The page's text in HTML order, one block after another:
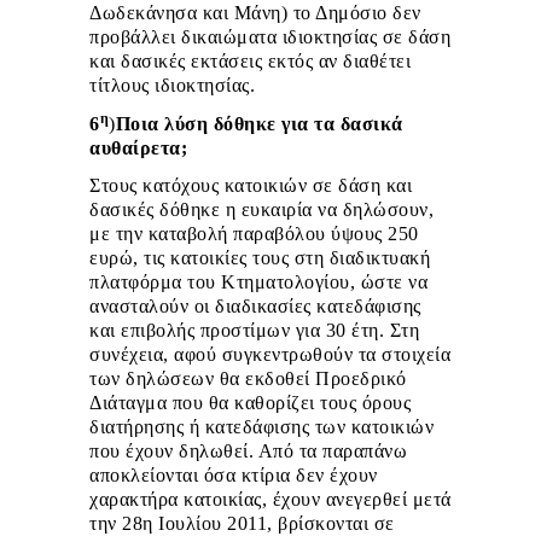
Δωδεκάνησα και Μάνη) το Δημόσιο δεν
προβάλλει δικαιώματα ιδιοκτησίας σε δάση
και δασικές εκτάσεις εκτός αν διαθέτει
τίτλους ιδιοκτησίας.
6η)Ποια λύση δόθηκε για τα δασικά
αυθαίρετα;
Στους κατόχους κατοικιών σε δάση και
δασικές δόθηκε η ευκαιρία να δηλώσουν,
με την καταβολή παραβόλου ύψους 250
ευρώ, τις κατοικίες τους στη διαδικτυακή
πλατφόρμα του Κτηματολογίου, ώστε να
ανασταλούν οι διαδικασίες κατεδάφισης
και επιβολής προστίμων για 30 έτη. Στη
συνέχεια, αφού συγκεντρωθούν τα στοιχεία
των δηλώσεων θα εκδοθεί Προεδρικό
Διάταγμα που θα καθορίζει τους όρους
διατήρησης ή κατεδάφισης των κατοικιών
που έχουν δηλωθεί. Από τα παραπάνω
αποκλείονται όσα κτίρια δεν έχουν
χαρακτήρα κατοικίας, έχουν ανεγερθεί μετά
την 28η Ιουλίου 2011, βρίσκονται σε